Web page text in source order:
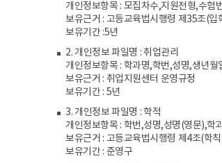
개인정보항목 : 모집차수,지원전형,수험
보유근거 : 고등교육법시행령 제35조(입
보유기간 :5년
2. 개인정보 파일명 : 취업관리
개인정보항목 : 학과명,학번,성명,생년월
보유근거 : 취업지원센터 운영규정
보유기간 : 5년
3. 개인정보 파일명 : 학적
개인정보항목 : 학번,성명,성명(영문),학
보유근거 : 고등교육법시행령 제4조(학
보유기간 : 준영구